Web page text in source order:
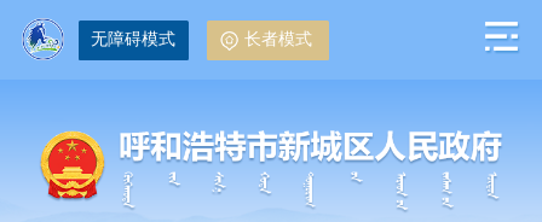
无障碍模式 长者模式